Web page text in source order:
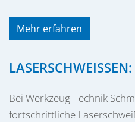
Mehr erfahren
Bei Werkzeug-Technik
fortschrittliche